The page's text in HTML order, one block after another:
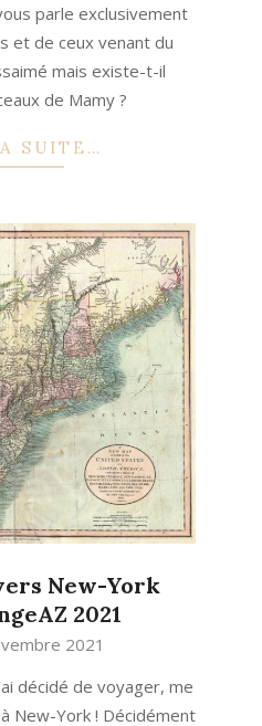
parle exclusivement
et de ceux venant du
mais existe-t-il
de Mamy ?
SUITE…
New-York
2021
2021
décidé de voyager, me
New-York ! Décidément